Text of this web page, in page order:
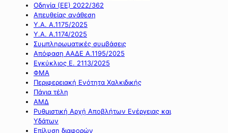
Οδηγία (ΕΕ) 2022/362
Απευθείας ανάθεση
Υ.Α. Α.1175/2025
Υ.Α. Α.1174/2025
Συμπληρωματικές συμβάσεις
Απόφαση ΑΑΔΕ Α.1195/2025
Εγκύκλιος Ε. 2113/2025
ΦΜΑ
Περιφερειακή Ενότητα Χαλκιδικής
Πάγια τέλη
ΑΜΔ
Ρυθμιστική Αρχή Αποβλήτων Ενέργειας και
Υδάτων
Επίλυση διαφορών